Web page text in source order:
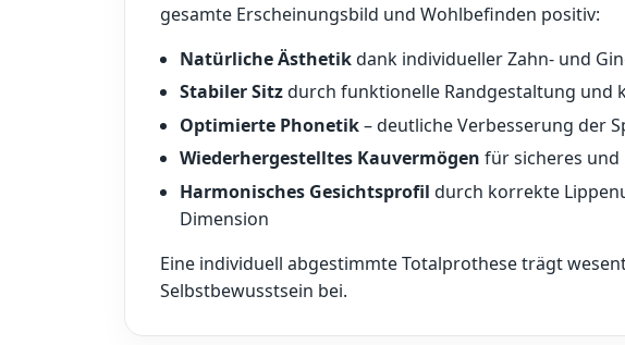
gesamte Erscheinungsbild und Wohlbefinden positiv:
Natürliche Ästhetikdank individueller Zahn- und
Stabiler Sitzdurch funktionelle Randgestaltung und
Optimierte Phonetik– deutliche Verbesserung der
Wiederhergestelltes Kauvermögen für sicheres und
Harmonisches Gesichtsprofil durch korrekte
Dimension
Eine individuell abgestimmte Totalprothese trägt
Selbstbewusstsein bei.